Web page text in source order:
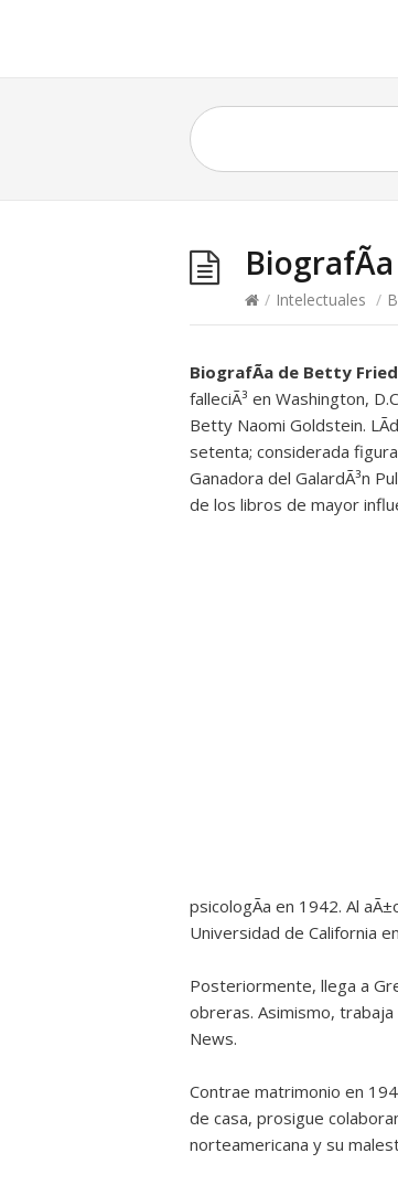
/ Intelectuales /
BiografÃ­a de Betty
falleciÃ³ en Washington,
Betty Naomi Goldstein.
setenta; considerada
Ganadora del GalardÃ³n
de los libros de mayor
psicologÃ­a en 1942. Al
Universidad de California
Posteriormente, llega a
obreras. Asimismo,
News.
Contrae matrimonio en
de casa, prosigue
norteamericana y su